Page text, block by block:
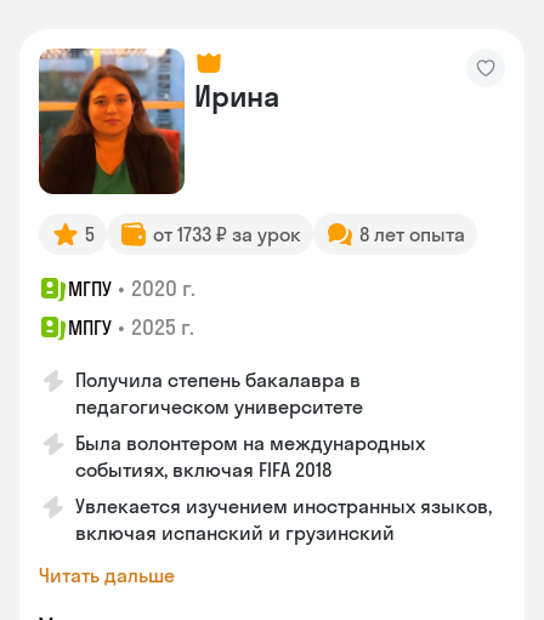
Ирина
5 от 1733 ₽ за урок 8 лет опыта
МГПУ • 2020 г.
МПГУ • 2025 г.
Получила степень бакалавра в
педагогическом университете
Была волонтером на международных
событиях, включая FIFA 2018
Увлекается изучением иностранных языков,
включая испанский и грузинский
Читать дальше